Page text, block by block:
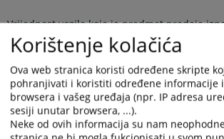
Vrijednost vozila koje je predmet prodaje
nalazu i mišljenju sudskog vještaka mašinske
Mirka od dana 27.12.2017. godine.
Kao učesnici javne prodaje mogu učestvovati
dana prodaje uplate učešće od
vrijednosti na depozitni račun ovog suda,
Korištenje kolačića
Ova web stranica koristi određene skripte
pohranjivati i koristiti određene informacije
browsera i vašeg uređaja (npr. IP adresa
sesiji unutar browsera, ...).
Neke od ovih informacija su nam